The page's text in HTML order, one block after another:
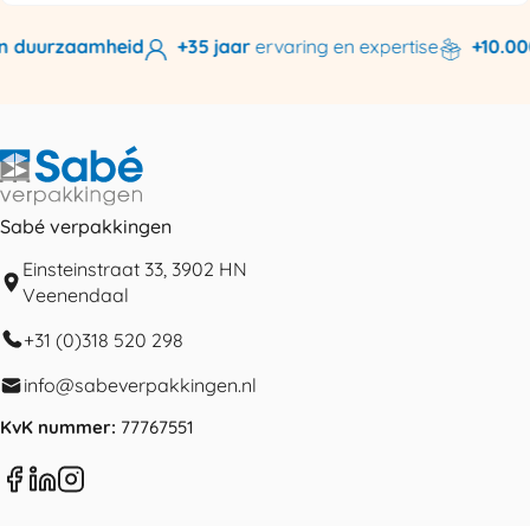
+35 jaarervaring en expertise
Sabé verpakkingen
Einsteinstraat 33, 3902 HN
Veenendaal
+31 (0)318 520 298
info@sabeverpakkingen.nl
KvK nummer: 77767551